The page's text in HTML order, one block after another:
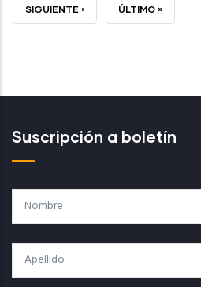
ACTUAL
SIGUIENTE
SIGUIENTE › ÚLTIMA
ÚLTIMO »
Suscripción a boletín
Nombre
Apellido